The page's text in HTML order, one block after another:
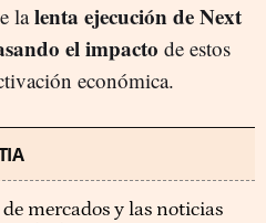
lalenta ejecución de Next
el impacto de estos
económica.
mercados y las noticias